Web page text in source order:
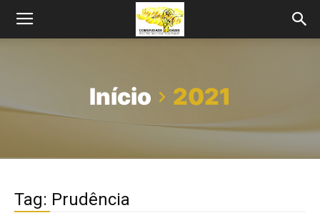
Início 2021
Tag: Prudência